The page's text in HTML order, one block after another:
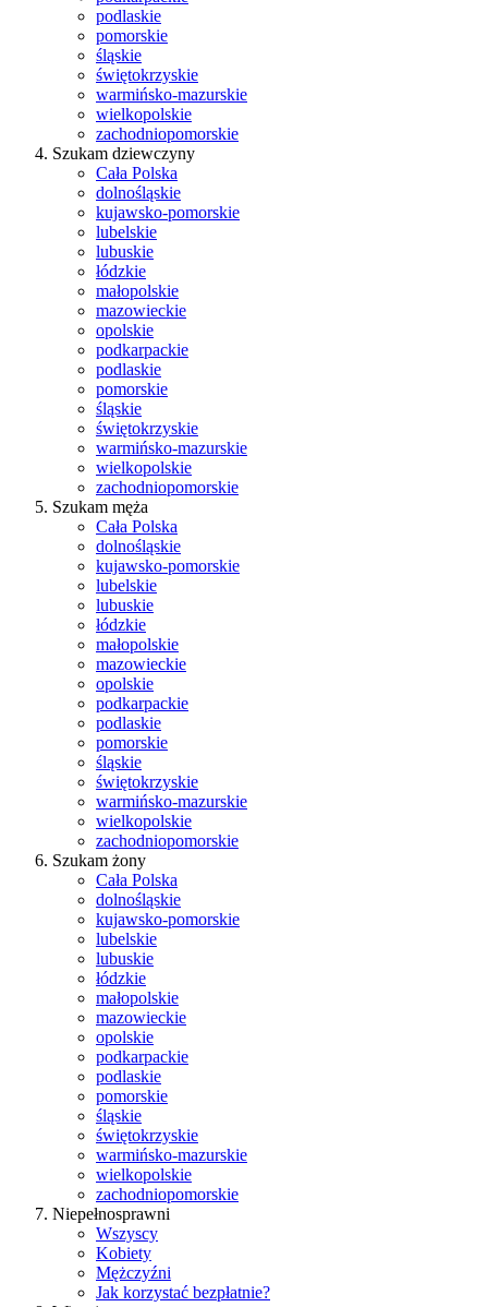
podlaskie
pomorskie
śląskie
świętokrzyskie
warmińsko-mazurskie
wielkopolskie
zachodniopomorskie
Szukam dziewczyny
Cała Polska
dolnośląskie
kujawsko-pomorskie
lubelskie
lubuskie
łódzkie
małopolskie
mazowieckie
opolskie
podkarpackie
podlaskie
pomorskie
śląskie
świętokrzyskie
warmińsko-mazurskie
wielkopolskie
zachodniopomorskie
Szukam męża
Cała Polska
dolnośląskie
kujawsko-pomorskie
lubelskie
lubuskie
łódzkie
małopolskie
mazowieckie
opolskie
podkarpackie
podlaskie
pomorskie
śląskie
świętokrzyskie
warmińsko-mazurskie
wielkopolskie
zachodniopomorskie
Szukam żony
Cała Polska
dolnośląskie
kujawsko-pomorskie
lubelskie
lubuskie
łódzkie
małopolskie
mazowieckie
opolskie
podkarpackie
podlaskie
pomorskie
śląskie
świętokrzyskie
warmińsko-mazurskie
wielkopolskie
zachodniopomorskie
Niepełnosprawni
Wszyscy
Kobiety
Mężczyźni
Jak korzystać bezpłatnie?